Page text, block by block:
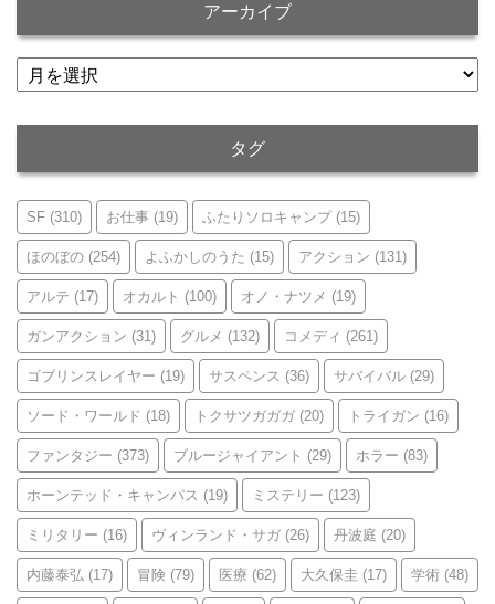
アーカイブ
ア
ー
タグ
SF (310) お仕事 (19) ふたりソロキャンプ(15)
ほのぼの (254) よふかしのうた (15) アクション (131)
アルテ (17) オカルト (100) オノ・ナツメ (19)
ガンアクション (31) グルメ (132) コメディ (261)
ゴブリンスレイヤー (19) サスペンス (36) サバイバル (29)
ソード・ワールド (18) トクサツガガガ (20) トライガン (16)
ファンタジー (373) ブルージャイアント (29) ホラー (83)
ホーンテッド・キャンパス (19) ミステリー (123)
ミリタリー (16) ヴィンランド・サガ (26) 丹波庭 (20)
内藤泰弘 (17) 冒険 (79) 医療 (62) 大久保圭 (17) 学術 (48)